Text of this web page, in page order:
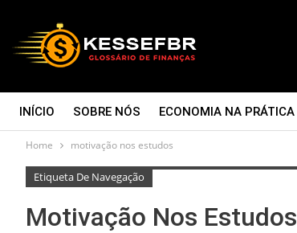
INÍCIO SOBRE NÓS ECONOMIA NA PRÁTICA
CONTATO
Home motivação nos estudos
Etiqueta De Navegação
Motivação Nos Estudos